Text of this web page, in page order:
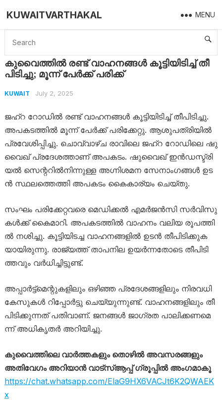
KUWAITVARTHAKAL MENU
Home Kuwait കുവൈത്തിൽ ര​ണ്ട് വാ​ഹ​ന​ങ്ങ​ൾ കൂ​ട്ടി​യി​ടി​ച്ച് തീ​പി​ടി​ച്ചു; മൂ​ന്ന് പേ​ർ​ക്ക് പ​രി​ക്ക്
കുവൈത്തിൽ ര​ണ്ട് വാ​ഹ​ന​ങ്ങ​ൾ കൂ​ട്ടി​യി​ടി​ച്ച് തീ​
പി​ടി​ച്ചു; മൂ​ന്ന് പേ​ർ​ക്ക് പ​രി​ക്ക്
KUWAIT July 2, 2025
ജ​ഹ്‌​റ റോ​ഡി​ൽ ര​ണ്ട് വാ​ഹ​ന​ങ്ങ​ൾ കൂ​ട്ടി​യി​ടി​ച്ച് തീ​പി​ടി​ച്ചു.
അ​പ​ക​ട​ത്തി​ൽ മൂ​ന്ന് പേ​ർ​ക്ക് പ​രി​ക്കേ​റ്റു. ആ​ശു​പ​ത്രി​യി​ൽ
പ്ര​വേ​ശി​പ്പി​ച്ചു. ചൊ​വ്വാ​ഴ്ച രാ​വി​ലെ ജ​ഹ്‌​റ റോ​ഡി​ലെ ഷു​
വൈ​ഖ് പ്ര​ദേ​ശ​ത്താ​ണ് അ​പ​ക​ടം. ഷു​വൈ​ഖ് ഇ​ൻ​ഡ​സ്ട്രി​
യ​ൽ സെ​ന്റ​റി​ൽ​നി​ന്നു​ള്ള അ​ഗ്നി​ശ​മ​ന സേ​നാം​ഗ​ങ്ങ​ൾ ഉ​ട​
ൻ സ്ഥ​ല​ത്തെ​ത്തി അ​പ​ക​ടം കൈ​കാ​ര്യം ചെ​യ്തു.
സം​ഘം പ​രി​ക്കേ​റ്റ​വ​രെ മെ​ഡി​ക്ക​ൽ എ​മ​ർ​ജ​ൻ​സി സ​ർ​വി​സു​
ക​ൾ​ക്ക് കൈ​മാ​റി. അ​പ​ക​ട​ത്തി​ൽ വാ​ഹ​നം വ​ലി​യ രൂ​പ​ത്തി​
ൽ ന​ശി​ച്ചു. കൂ​ട്ടി​യി​ട​ച്ച വാ​ഹ​ന​ങ്ങ​ളി​ൽ ഉ​ട​ൻ തീ​പി​ടി​ക്കു​ക​
യാ​യി​രു​ന്നു. രാ​ജ്യ​ത്ത് താ​പ​നി​ല ഉ​യ​ർ​ന്ന​തോ​ടെ തീ​പി​ടി​
ത്ത​വും വ​ർ​ധി​ച്ചി​ട്ടു​ണ്ട്.
അ​പ്പാ​ർ​ട്ട്മെ​ന്റു​ക​ളി​ലും ഒ​ഴി​ഞ്ഞ പ്ര​ദേ​ശ​ങ്ങ​ളി​ലും നി​ര​വ​ധി
കേ​സു​ക​ൾ റി​പ്പോ​ർ​ട്ടു ചെ​യ്യു​ന്നു​ണ്ട്. വാ​ഹ​ന​ങ്ങ​ളി​ലും തീ ​
പി​ടി​ക്കു​ന്ന​ത് പ​തി​വാ​ണ്. ജ​ന​ങ്ങ​ൾ ജാ​ഗ്ര​ത പാ​ലി​ക്ക​ണ​മെ​
ന്ന് അ​ധി​കൃ​ത​ർ അ​റി​യി​ച്ചു.
കുവൈത്തിലെ വാർത്തകളും തൊഴിൽ അവസരങ്ങളും
അതിവേഗം അറിയാൻ വാട്സ്ആപ്പ് ഗ്രൂപ്പിൽ അംഗമാകൂ
https://chat.whatsapp.com/ElaG9HX6VACJt6K2QWAEK
x